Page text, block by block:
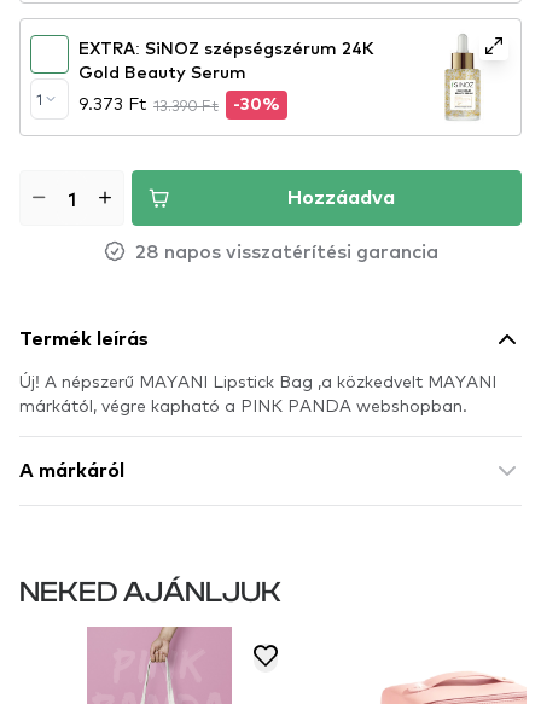
1
EXTRA: SiNOZ szépségszérum 24K
Gold Beauty Serum
9.373 Ft 13.390 Ft -30%
Hozzáadva
28 napos visszatérítési garancia
Termék leírás
Új! A népszerű MAYANI Lipstick Bag ,a közkedvelt MAYANI
márkától, végre kapható a PINK PANDA webshopban.
A márkáról
NEKED AJÁNLJUK